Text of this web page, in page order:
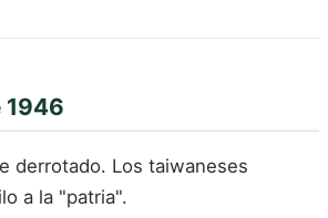
1946
derrotado. Los taiwaneses
a la "patria".